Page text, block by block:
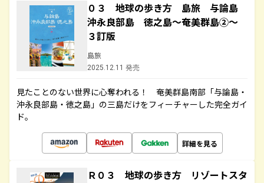
０３ 地球の歩き方 島旅 与論島
沖永良部島 徳之島～奄美群島②～
３訂版
島旅
2025.12.11 発売
見たことのない世界に心奪われる！ 奄美群島南部「与論島・
沖永良部島・徳之島」の三島だけをフィーチャーした完全ガイ
ド。
詳細を見る
Ｒ０３ 地球の歩き方 リゾートスタ